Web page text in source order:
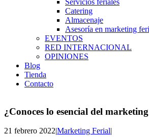
Servicios feriales
Catering
Almacenaje
Asesoría en marketing
EVENTOS
RED INTERNACIONAL
OPINIONES
Blog
Tienda
Contacto
¿Conoces lo esencial del
21 febrero 2022|Marketing Ferial|